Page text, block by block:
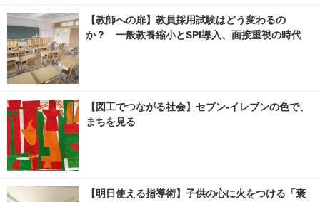
【教師への扉】教員採用試験はどう変わるの
か？ 一般教養縮小とSPI導入、面接重視の時代
【図工でつながる社会】セブン‐イレブンの色で、
まちを見る
【明日使える指導術】子供の心に火をつける「褒